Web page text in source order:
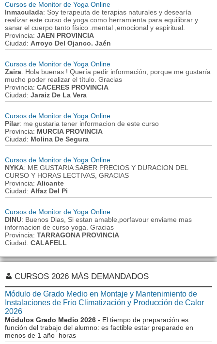
Cursos de Monitor de Yoga Online
Inmaculada: Soy terapeuta de terapias naturales y desearía
realizar este curso de yoga como herramienta para equilibrar y
sanar el cuerpo tanto físico .mental ,emocional y espiritual.
Provincia: JAEN PROVINCIA
Ciudad: Arroyo Del Ojanco. Jaén
Cursos de Monitor de Yoga Online
Zaira: Hola buenas ! Quería pedir información, porque me gustaría
mucho poder realizar el título. Gracias
Provincia: CACERES PROVINCIA
Ciudad: Jaraiz De La Vera
Cursos de Monitor de Yoga Online
Pilar: me gustaria tener informacion de este curso
Provincia: MURCIA PROVINCIA
Ciudad: Molina De Segura
Cursos de Monitor de Yoga Online
NYKA: ME GUSTARIA SABER PRECIOS Y DURACION DEL
CURSO Y HORAS LECTIVAS, GRACIAS
Provincia: Alicante
Ciudad: Alfaz Del Pi
Cursos de Monitor de Yoga Online
DINU: Buenos Dias, Si estan amable,porfavour enviame mas
informacion de curso yoga. Gracias
Provincia: TARRAGONA PROVINCIA
Ciudad: CALAFELL
CURSOS 2026 MÁS DEMANDADOS
Módulo de Grado Medio en Montaje y Mantenimiento de
Instalaciones de Frio Climatización y Producción de Calor
2026
Módulos Grado Medio 2026 - El tiempo de preparación es
función del trabajo del alumno: es factible estar preparado en
menos de 1 año horas